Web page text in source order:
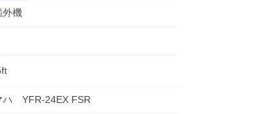
外機
ハ YFR-24EX FSR